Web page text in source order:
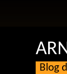
Blog